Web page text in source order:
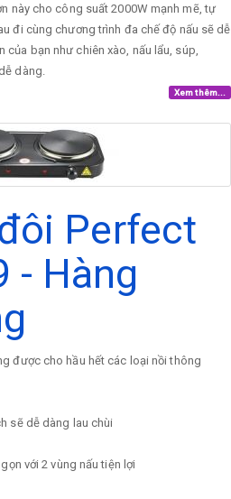
này cho công suất 2000W mạnh mẽ, tự
đi cùng chương trình đa chế độ nấu sẽ dễ
bạn như chiên xào, nấu lẩu, súp,
dàng.
Xem thêm...
Perfect
- Hàng
được cho hầu hết các loại nồi thông
sẽ dễ dàng lau chùi
với 2 vùng nấu tiện lợi